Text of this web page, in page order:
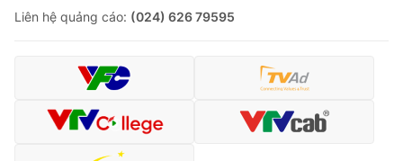
Liên hệ quảng cáo: (024) 626 79595